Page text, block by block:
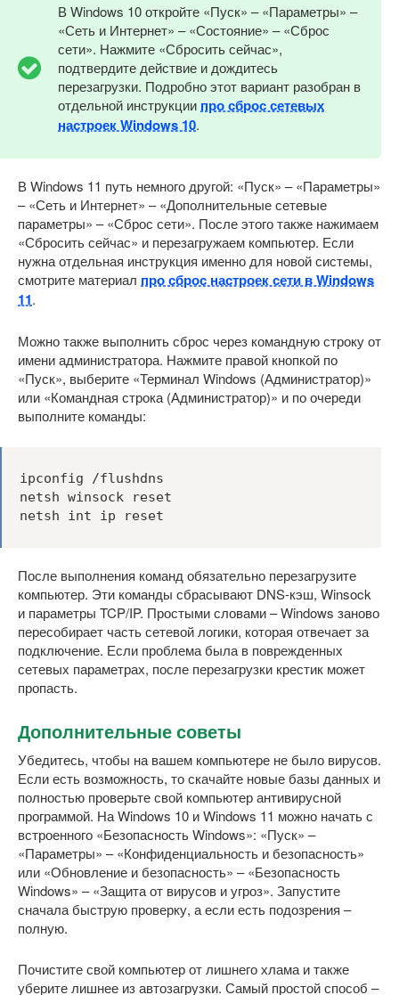
В Windows 10 откройте «Пуск» – «Параметры» –
«Сеть и Интернет» – «Состояние» – «Сброс
сети». Нажмите «Сбросить сейчас»,
подтвердите действие и дождитесь
перезагрузки. Подробно этот вариант разобран в
отдельной инструкции про сброс сетевых
настроек Windows 10.
В Windows 11 путь немного другой: «Пуск» – «Параметры»
– «Сеть и Интернет» – «Дополнительные сетевые
параметры» – «Сброс сети». После этого также нажимаем
«Сбросить сейчас» и перезагружаем компьютер. Если
нужна отдельная инструкция именно для новой системы,
смотрите материал про сброс настроек сети в Windows
11.
Можно также выполнить сброс через командную строку от
имени администратора. Нажмите правой кнопкой по
«Пуск», выберите «Терминал Windows (Администратор)»
или «Командная строка (Администратор)» и по очереди
выполните команды:
ipconfig /flushdns
netsh winsock reset
netsh int ip reset
После выполнения команд обязательно перезагрузите
компьютер. Эти команды сбрасывают DNS-кэш, Winsock
и параметры TCP/IP. Простыми словами – Windows заново
пересобирает часть сетевой логики, которая отвечает за
подключение. Если проблема была в поврежденных
сетевых параметрах, после перезагрузки крестик может
пропасть.
Дополнительные советы
Убедитесь, чтобы на вашем компьютере не было вирусов.
Если есть возможность, то скачайте новые базы данных и
полностью проверьте свой компьютер антивирусной
программой. На Windows 10 и Windows 11 можно начать с
встроенного «Безопасность Windows»: «Пуск» –
«Параметры» – «Конфиденциальность и безопасность»
или «Обновление и безопасность» – «Безопасность
Windows» – «Защита от вирусов и угроз». Запустите
сначала быструю проверку, а если есть подозрения –
полную.
Почистите свой компьютер от лишнего хлама и также
уберите лишнее из автозагрузки. Самый простой способ –